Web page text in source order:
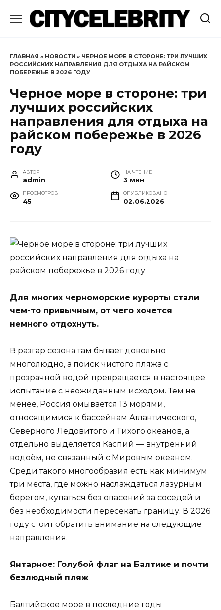
содержанию
ГЛАВНАЯ » НОВОСТИ » ЧЕРНОЕ МОРЕ В СТОРОНЕ: ТРИ ЛУЧШИХ
РОССИЙСКИХ НАПРАВЛЕНИЯ ДЛЯ ОТДЫХА НА РАЙСКОМ
ПОБЕРЕЖЬЕ В 2026 ГОДУ
Черное море в стороне: три
лучших российских
направления для отдыха на
райском побережье в 2026
году
АВТОР
admin
НА ЧТЕНИЕ
3 мин
ПРОСМОТРОВ
45
ОПУБЛИКОВАНО
02.06.2026
Для многих черноморские курорты стали
чем-то привычным, от чего хочется
немного отдохнуть.
В разгар сезона там бывает довольно
многолюдно, а поиск чистого пляжа с
прозрачной водой превращается в настоящее
испытание с неожиданным исходом. Тем не
менее, Россия омывается 13 морями,
относящимися к бассейнам Атлантического,
Северного Ледовитого и Тихого океанов, а
отдельно выделяется Каспий — внутренний
водоём, не связанный с Мировым океаном.
Среди такого многообразия есть как минимум
три места, где можно наслаждаться лазурным
берегом, купаться без опасений за соседей и
без необходимости пересекать границу. В 2026
году стоит обратить внимание на следующие
направления.
Янтарное: Голубой флаг на Балтике и почти
безлюдный пляж
Балтийское море в последние годы